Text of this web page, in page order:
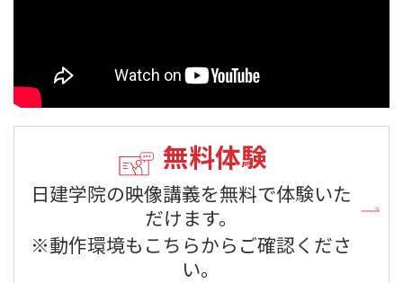
無料体験
日建学院の映像講義を無料で体験いた
だけます。
※動作環境もこちらからご確認くださ
い。